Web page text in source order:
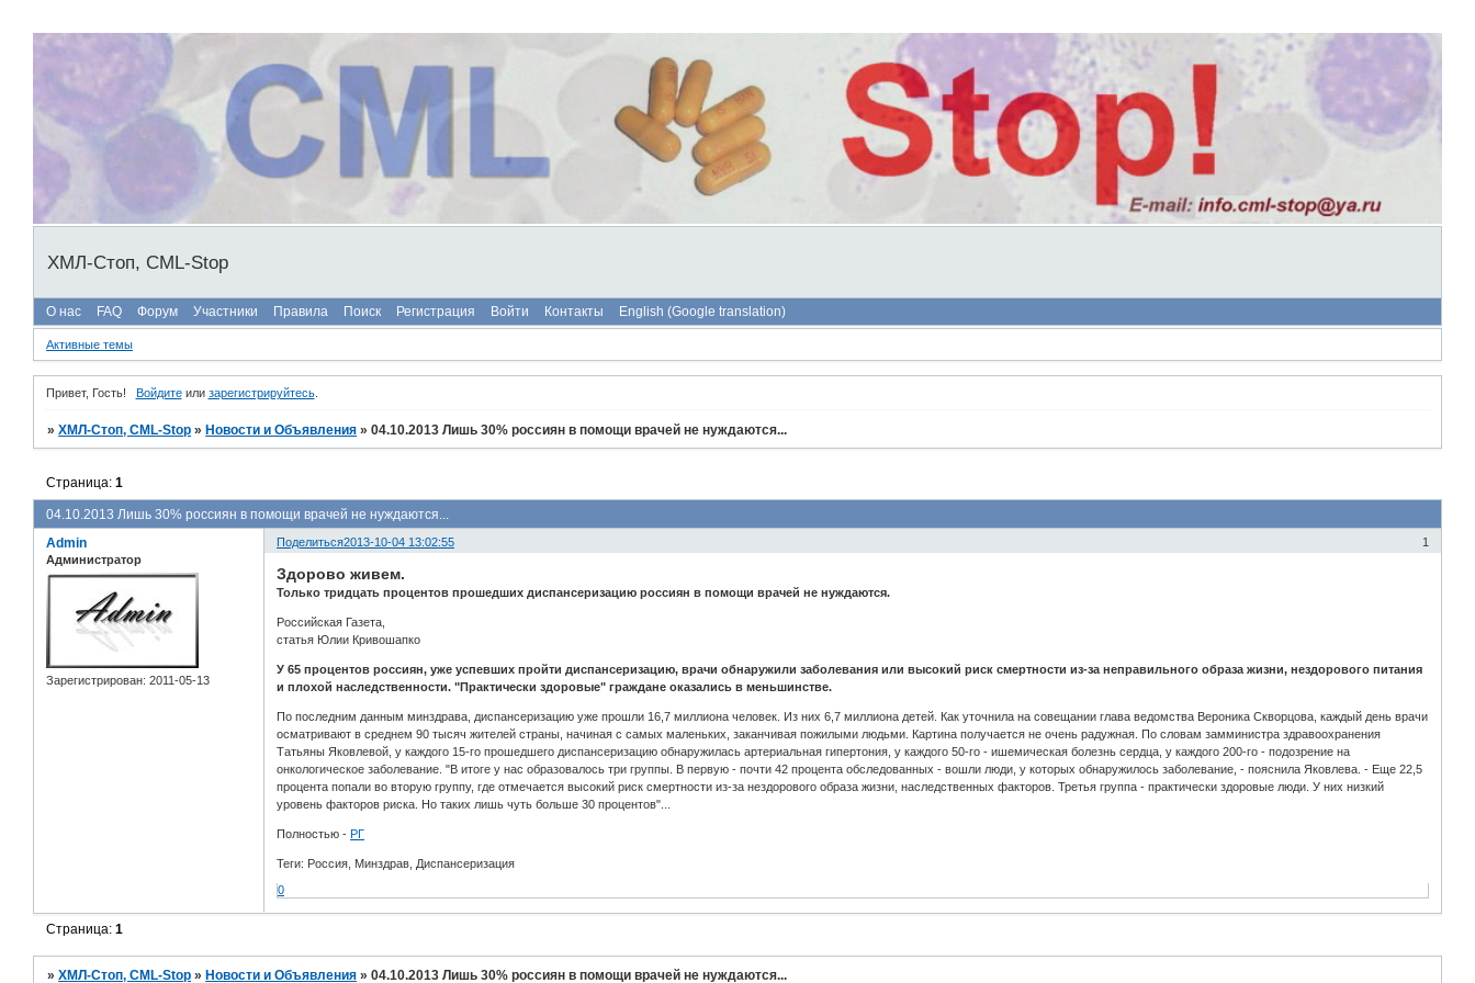
ХМЛ-Стоп, CML-Stop
О нас FAQ Форум Участники Правила Поиск Регистрация Войти Контакты English (Google translation)
Активные темы
Привет, Гость! Войдитеили зарегистрируйтесь.
»ХМЛ-Стоп, CML-Stop »Новости и Объявления »04.10.2013 Лишь 30% россиян в помощи врачей не нуждаются...
04.10.2013 Лишь 30% россиян в помощи врачей не нуждаются...
Страница:1
Поделиться 1
2013-10-04 13:02:55
Admin
Администратор
Зарегистрирован: 2011-05-13
Здорово живем.
Только тридцать процентов прошедших диспансеризацию россиян в помощи врачей не нуждаются.
Российская Газета,
статья Юлии Кривошапко
У 65 процентов россиян, уже успевших пройти диспансеризацию, врачи обнаружили заболевания или высокий риск смертности из-за неправильного образа жизни, нездорового питания
и плохой наследственности. "Практически здоровые" граждане оказались в меньшинстве.
По последним данным минздрава, диспансеризацию уже прошли 16,7 миллиона человек. Из них 6,7 миллиона детей. Как уточнила на совещании глава ведомства Вероника Скворцова, каждый день врачи
осматривают в среднем 90 тысяч жителей страны, начиная с самых маленьких, заканчивая пожилыми людьми. Картина получается не очень радужная. По словам замминистра здравоохранения
Татьяны Яковлевой, у каждого 15-го прошедшего диспансеризацию обнаружилась артериальная гипертония, у каждого 50-го - ишемическая болезнь сердца, у каждого 200-го - подозрение на
онкологическое заболевание. "В итоге у нас образовалось три группы. В первую - почти 42 процента обследованных - вошли люди, у которых обнаружилось заболевание, - пояснила Яковлева. - Еще 22,5
процента попали во вторую группу, где отмечается высокий риск смертности из-за нездорового образа жизни, наследственных факторов. Третья группа - практически здоровые люди. У них низкий
уровень факторов риска. Но таких лишь чуть больше 30 процентов"...
Полностью - РГ
Теги: Россия, Минздрав, Диспансеризация
0
Страница:1
»ХМЛ-Стоп, CML-Stop »Новости и Объявления »04.10.2013 Лишь 30% россиян в помощи врачей не нуждаются...